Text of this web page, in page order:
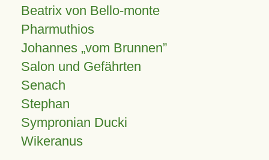
Beatrix von Bello-monte
Pharmuthios
Johannes vom Brunnen
Salon und Gefährten
Senach
Stephan
Sympronian Ducki
Wikeranus